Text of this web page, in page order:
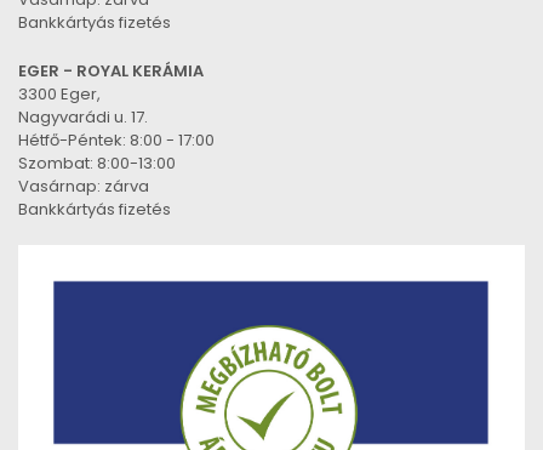
Bankkártyás fizetés
EGER - ROYAL KERÁMIA
3300 Eger,
Nagyvarádi u. 17.
Hétfő-Péntek: 8:00 - 17:00
Szombat: 8:00-13:00
Vasárnap: zárva
Bankkártyás fizetés